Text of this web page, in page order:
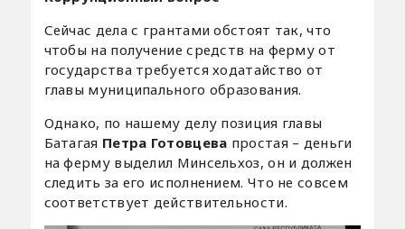
Сейчас дела с грантами обстоят так, что
чтобы на получение средств на ферму от
государства требуется ходатайство от
главы муниципального образования.
Однако, по нашему делу позиция главы
Батагая Петра Готовцева простая – деньги
на ферму выделил Минсельхоз, он и должен
следить за его исполнением. Что не совсем
соответствует действительности.